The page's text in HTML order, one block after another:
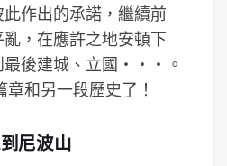
作出的承諾，繼續前
，在應許之地安頓下
最後建城、立國‧‧‧。
和另一段歷史了！
尼波山